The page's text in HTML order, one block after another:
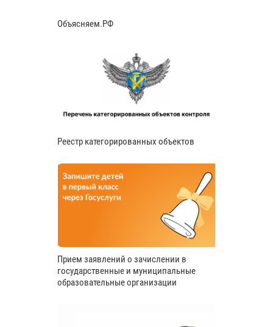
Объясняем.РФ
Реестр категорированных объектов
Прием заявлений о зачислении в
государственные и муниципальные
образовательные организации